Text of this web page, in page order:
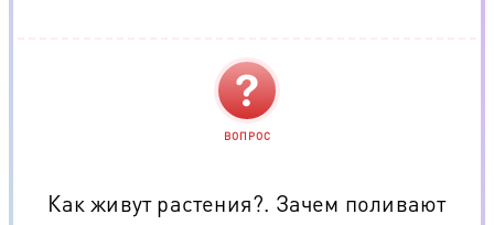
ВОПРОС
Как живут растения?. Зачем поливают